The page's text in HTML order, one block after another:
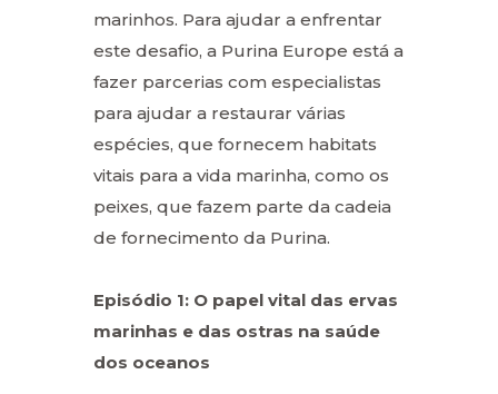
marinhos. Para ajudar a enfrentar
este desafio, a Purina Europe está a
fazer parcerias com especialistas
para ajudar a restaurar várias
espécies, que fornecem habitats
vitais para a vida marinha, como os
peixes, que fazem parte da cadeia
de fornecimento da Purina.
Episódio 1: O papel vital das ervas
marinhas e das ostras na saúde
dos oceanos